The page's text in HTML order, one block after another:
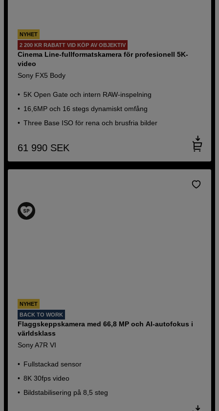
NYHET
2 200 KR RABATT VID KÖP AV OBJEKTIV
Cinema Line-fullformatskamera för profesionell 5K-
video
Sony FX5 Body
5K Open Gate och intern RAW-inspelning
16,6MP och 16 stegs dynamiskt omfång
Three Base ISO för rena och brusfria bilder
61 990 SEK
NYHET
BACK TO WORK
Flaggskeppskamera med 66,8 MP och AI-autofokus i
världsklass
Sony A7R VI
Fullstackad sensor
8K 30fps video
Bildstabilisering på 8,5 steg